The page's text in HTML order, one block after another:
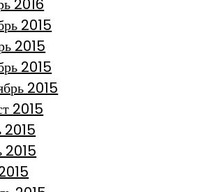
2016
2015
2015
2015
2015
2015